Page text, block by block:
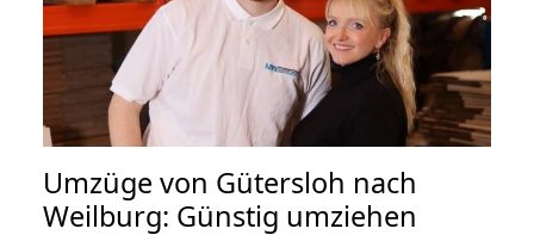
Umzüge von Gütersloh nach
Weilburg: Günstig umziehen